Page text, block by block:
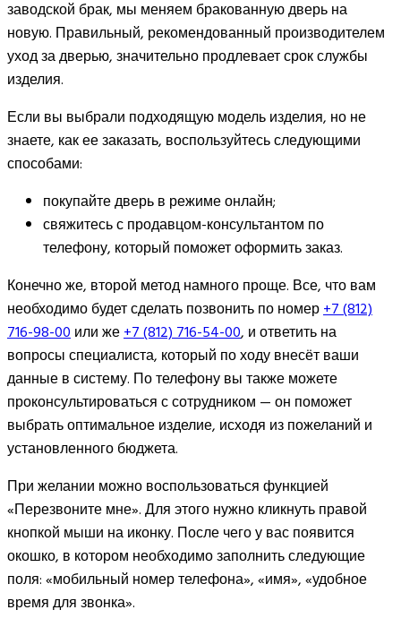
заводской брак, мы меняем бракованную дверь на
новую. Правильный, рекомендованный производителем
уход за дверью, значительно продлевает срок службы
изделия.
Если вы выбрали подходящую модель изделия, но не
знаете, как ее заказать, воспользуйтесь следующими
способами:
покупайте дверь в режиме онлайн;
свяжитесь с продавцом-консультантом по
телефону, который поможет оформить заказ.
Конечно же, второй метод намного проще. Все, что вам
необходимо будет сделать позвонить по номер+7 (812)
716-98-00или же+7 (812) 716-54-00, и ответить на
вопросы специалиста, который по ходу внесёт ваши
данные в систему. По телефону вы также можете
проконсультироваться с сотрудником — он поможет
выбрать оптимальное изделие, исходя из пожеланий и
установленного бюджета.
При желании можно воспользоваться функцией
«Перезвоните мне». Для этого нужно кликнуть правой
кнопкой мыши на иконку. После чего у вас появится
окошко, в котором необходимо заполнить следующие
поля: «мобильный номер телефона», «имя», «удобное
время для звонка».